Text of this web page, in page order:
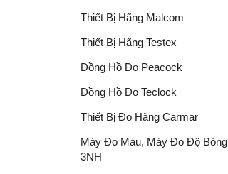
Thiết Bị Hãng Malcom
Thiết Bị Hãng Testex
Đồng Hồ Đo Peacock
Đồng Hồ Đo Teclock
Thiết Bị Đo Hãng Carmar
Máy Đo Màu, Máy Đo Độ Bóng
3NH